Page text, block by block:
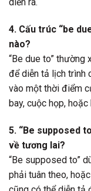
diễn ra.
4. Cấu trúc “be
nào?
“Be due to” thường
để diễn tả lịch trình
vào một thời điểm
bay, cuộc họp, hoặc
5. “Be supposed
về tương lai?
“Be supposed to”
phải tuân theo,